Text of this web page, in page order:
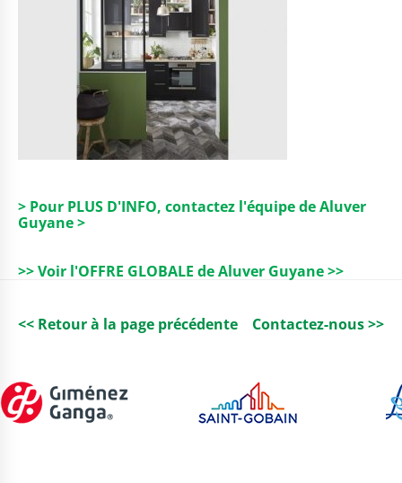
> Pour PLUS D'INFO, contactez l'équipe de Aluver
Guyane >
>> Voir l'OFFRE GLOBALE de Aluver Guyane >>
<< Retour à la page précédente Contactez-nous >>